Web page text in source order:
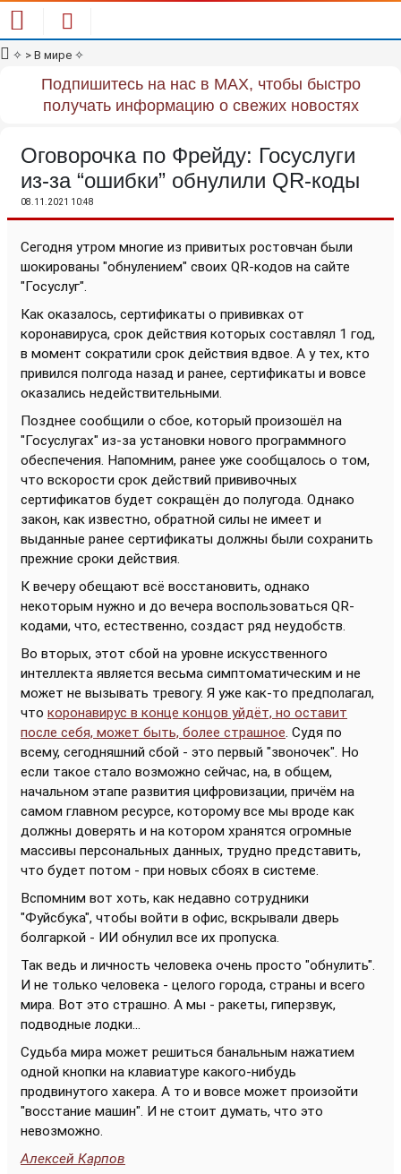
✧ > В мире ✧
Подпишитесь на нас в MAX, чтобы быстро
получать информацию о свежих новостях
Оговорочка по Фрейду: Госуслуги
из-за “ошибки” обнулили QR-коды
08.11.2021 10:48
Сегодня утром многие из привитых ростовчан были
шокированы "обнулением" своих QR-кодов на сайте
"Госуслуг".
Как оказалось, сертификаты о прививках от
коронавируса, срок действия которых составлял 1 год,
в момент сократили срок действия вдвое. А у тех, кто
привился полгода назад и ранее, сертификаты и вовсе
оказались недействительными.
Позднее сообщили о сбое, который произошёл на
"Госуслугах" из-за установки нового программного
обеспечения. Напомним, ранее уже сообщалось о том,
что вскорости срок действий прививочных
сертификатов будет сокращён до полугода. Однако
закон, как известно, обратной силы не имеет и
выданные ранее сертификаты должны были сохранить
прежние сроки действия.
К вечеру обещают всё восстановить, однако
некоторым нужно и до вечера воспользоваться QR-
кодами, что, естественно, создаст ряд неудобств.
Во вторых, этот сбой на уровне искусственного
интеллекта является весьма симптоматическим и не
может не вызывать тревогу. Я уже как-то предполагал,
что коронавирус в конце концов уйдёт, но оставит
после себя, может быть, более страшное. Судя по
всему, сегодняшний сбой - это первый "звоночек". Но
если такое стало возможно сейчас, на, в общем,
начальном этапе развития цифровизации, причём на
самом главном ресурсе, которому все мы вроде как
должны доверять и на котором хранятся огромные
массивы персональных данных, трудно представить,
что будет потом - при новых сбоях в системе.
Вспомним вот хоть, как недавно сотрудники
"Фуйсбука", чтобы войти в офис, вскрывали дверь
болгаркой - ИИ обнулил все их пропуска.
Так ведь и личность человека очень просто "обнулить".
И не только человека - целого города, страны и всего
мира. Вот это страшно. А мы - ракеты, гиперзвук,
подводные лодки...
Судьба мира может решиться банальным нажатием
одной кнопки на клавиатуре какого-нибудь
продвинутого хакера. А то и вовсе может произойти
"восстание машин". И не стоит думать, что это
невозможно.
Алексей Карпов